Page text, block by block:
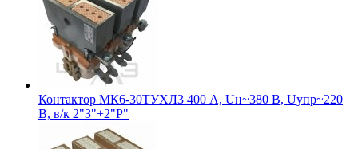
Контактор МК6-30ТУХЛ3 400 А, Uн~380 В, Uупр~220
В, в/к 2"З"+2"Р"